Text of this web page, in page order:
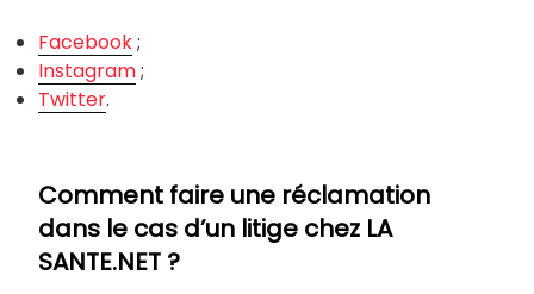
Facebook;
Instagram;
Twitter.
Comment faire une réclamation
dans le cas d’un litige chez LA
SANTE.NET ?